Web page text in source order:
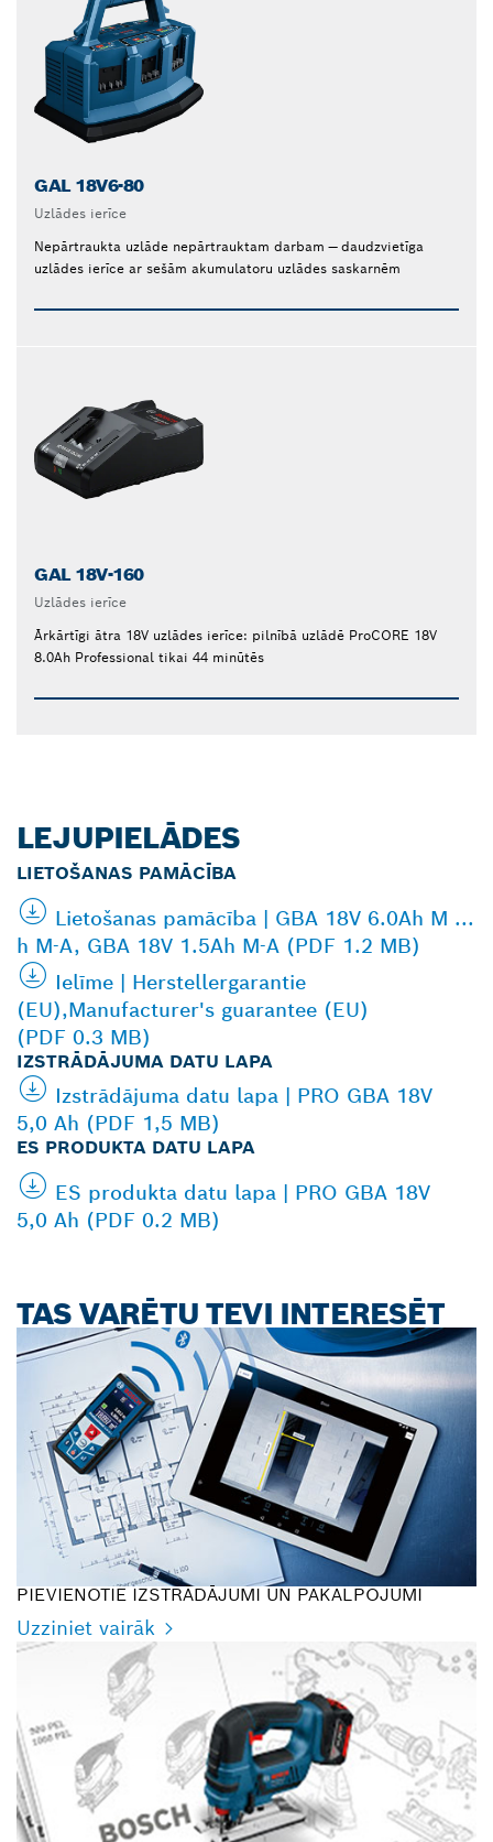
GAL 18V6-80
Uzlādes ierīce
Nepārtraukta uzlāde nepārtrauktam darbam — daudzvietīga
uzlādes ierīce ar sešām akumulatoru uzlādes saskarnēm
GAL 18V-160
Uzlādes ierīce
Ārkārtīgi ātra 18V uzlādes ierīce: pilnībā uzlādē ProCORE 18V
8.0Ah Professional tikai 44 minūtēs
LEJUPIELĀDES
LIETOŠANAS PAMĀCĪBA
Lietošanas pamācība | GBA 18V 6.0Ah M ...
h M-A, GBA 18V 1.5Ah M-A (PDF 1.2 MB)
Ielīme | Herstellergarantie
(EU),Manufacturer's guarantee (EU)
(PDF 0.3 MB)
IZSTRĀDĀJUMA DATU LAPA
Izstrādājuma datu lapa | PRO GBA 18V
5,0 Ah (PDF 1,5 MB)
ES PRODUKTA DATU LAPA
ES produkta datu lapa | PRO GBA 18V
5,0 Ah (PDF 0.2 MB)
TAS VARĒTU TEVI INTERESĒT
PIEVIENOTIE IZSTRĀDĀJUMI UN PAKALPOJUMI
Uzziniet vairāk